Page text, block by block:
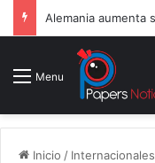
Menu
Inicio / Internacionales